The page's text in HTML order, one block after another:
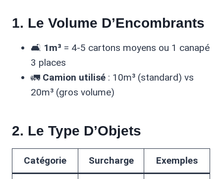
1. Le Volume D’Encombrants
🛋️ 1m³ = 4-5 cartons moyens ou 1 canapé
3 places
🚛 Camion utilisé : 10m³ (standard) vs
20m³ (gros volume)
2. Le Type D’Objets
Catégorie Surcharge Exemples